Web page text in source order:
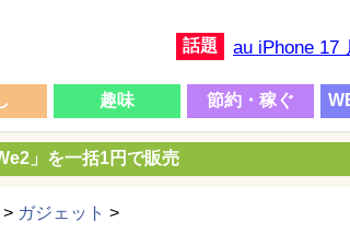
話題 au iPhone 17
趣味 節約・稼ぐ
」を一括1円で販売
> ガジェット >